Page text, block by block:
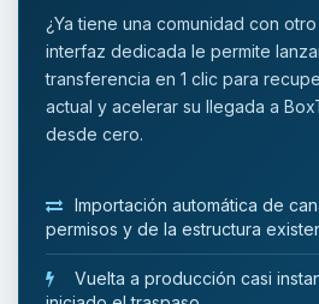
¿Ya tiene una comunidad con
interfaz dedicada le permite
transferencia en 1 clic para
actual y acelerar su llegada a
desde cero.
Importación automática de
permisos y de la estructura
Vuelta a producción casi